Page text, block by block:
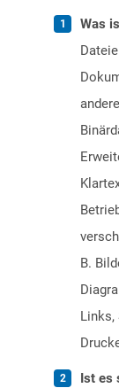
Was
B.
Links,
Ist es